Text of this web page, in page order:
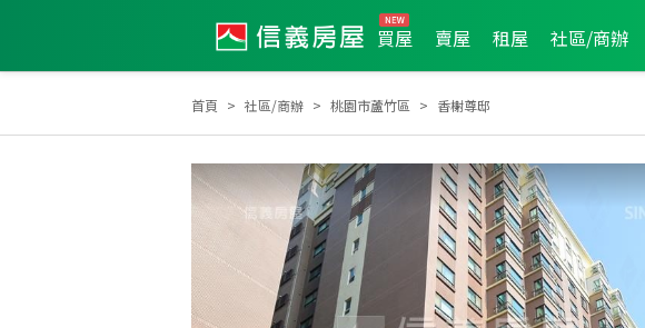
買屋 賣屋 租屋 社區/商辦
首頁 社區/商辦 桃園市蘆竹區 香榭尊邸